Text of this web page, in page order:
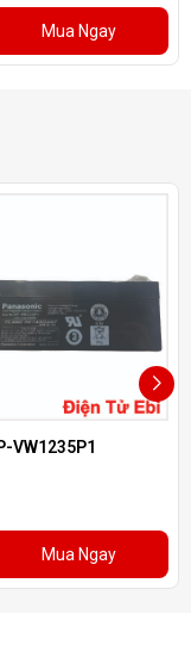
Mua Ngay
VW1235P1
Mua Ngay